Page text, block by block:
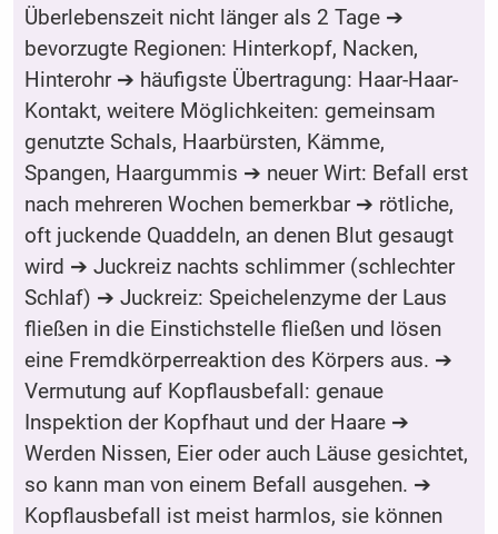
Überlebenszeit nicht länger als 2 Tage ➔
bevorzugte Regionen: Hinterkopf, Nacken,
Hinterohr ➔ häufigste Übertragung: Haar-Haar-
Kontakt, weitere Möglichkeiten: gemeinsam
genutzte Schals, Haarbürsten, Kämme,
Spangen, Haargummis ➔ neuer Wirt: Befall erst
nach mehreren Wochen bemerkbar ➔ rötliche,
oft juckende Quaddeln, an denen Blut gesaugt
wird ➔ Juckreiz nachts schlimmer (schlechter
Schlaf) ➔ Juckreiz: Speichelenzyme der Laus
fließen in die Einstichstelle fließen und lösen
eine Fremdkörperreaktion des Körpers aus. ➔
Vermutung auf Kopflausbefall: genaue
Inspektion der Kopfhaut und der Haare ➔
Werden Nissen, Eier oder auch Läuse gesichtet,
so kann man von einem Befall ausgehen. ➔
Kopflausbefall ist meist harmlos, sie können